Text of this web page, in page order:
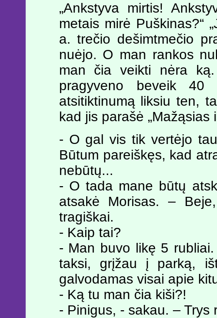
„Ankstyva mirtis!
metais mirė Puškinas?“
a. trečio dešimtmečio
nuėjo. O man rankos
man čia veikti nėra
pragyveno beveik
atsitiktinumą liksiu ten,
kad jis parašė „Mažąsias
- O gal vis tik vertėjo
Būtum pareiškęs, kad
nebūtų...
- O tada mane būtų
atsakė Morisas. –
tragiškai.
- Kaip tai?
- Man buvo likę 5
taksi, grįžau į parką,
galvodamas visai apie
- Ką tu man čia kiši?!
- Pinigus, - sakau. – Trys